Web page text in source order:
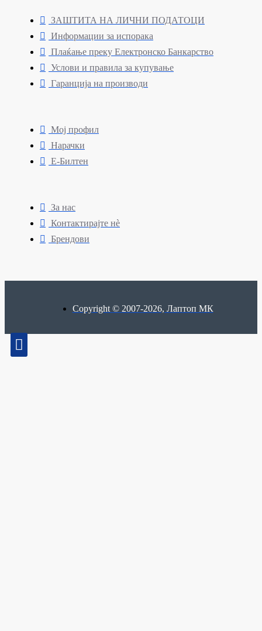
ЗАШТИТА НА ЛИЧНИ ПОДАТОЦИ
Информации за испорака
Плаќање преку Електронско Банкарство
Услови и правила за купување
Гаранција на производи
Мој профил
Нарачки
Е-Билтен
За нас
Контактирајте нè
Брендови
Copyright © 2007-2026, Лаптоп МК